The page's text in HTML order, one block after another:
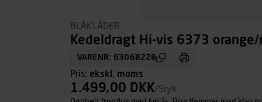
BLÅKLÄDER
Kedeldragt Hi-vis 6373
VARENR: 63068228
Pris: ekskl. moms
1.499,00 DKK/Styk